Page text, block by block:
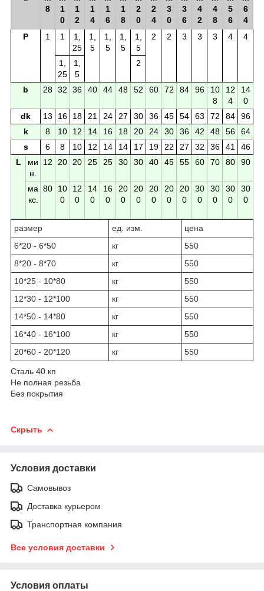
8
1
0
1
2
1
4
1
6
1
8
2
0
2
4
3
0
3
6
4
2
4
8
5
6
6
4
P
1 1
1,
25
1,
5
1,
5
1,
5
1,
5
2 2 3 3 3 4 4
1,
25
1,
5
2
b 28 32 36 40 44 48 52 60 72 84 96
10
8
12
4
14
0
dk
13 16 18 21 24 27 30 36 45 54 63 72 84
96
k
8 10 12 14 16 18 20 24 30 36 42 48 56
64
s
6 8 10 12 14 14 17 19 22 27 32 36 41
46
L
ми
н.
12 20 20 25 25 30 30 40 45 55 60 70 80 90
ма
кс.
80
10
0
12
0
14
0
16
0
20
0
20
0
20
0
20
0
20
0
30
0
30
0
30
0
30
0
размер ед. изм.
цена
6*20 - 6*50
кг
550
8*20 - 8*70
кг
550
10*25 - 10*80
кг
550
12*30 - 12*100
кг
550
14*50 - 14*80
кг
550
16*40 - 16*100
кг
550
20*60 - 20*120
кг 550
Сталь 40 кп
Не полная резьба
Без покрытия
Скрыть
Условия доставки
Самовывоз
Доставка курьером
Транспортная компания
Все условия доставки
Условия оплаты